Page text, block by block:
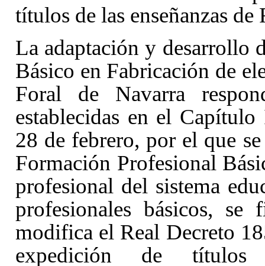
títulos de las enseñanzas
La adaptación y desarrollo
Básico en Fabricación de
Foral de Navarra
establecidas en el
28 de febrero, por el que
Formación Profesional
profesional del sistema
profesionales básicos,
modifica el Real Decreto
expedición de títulos